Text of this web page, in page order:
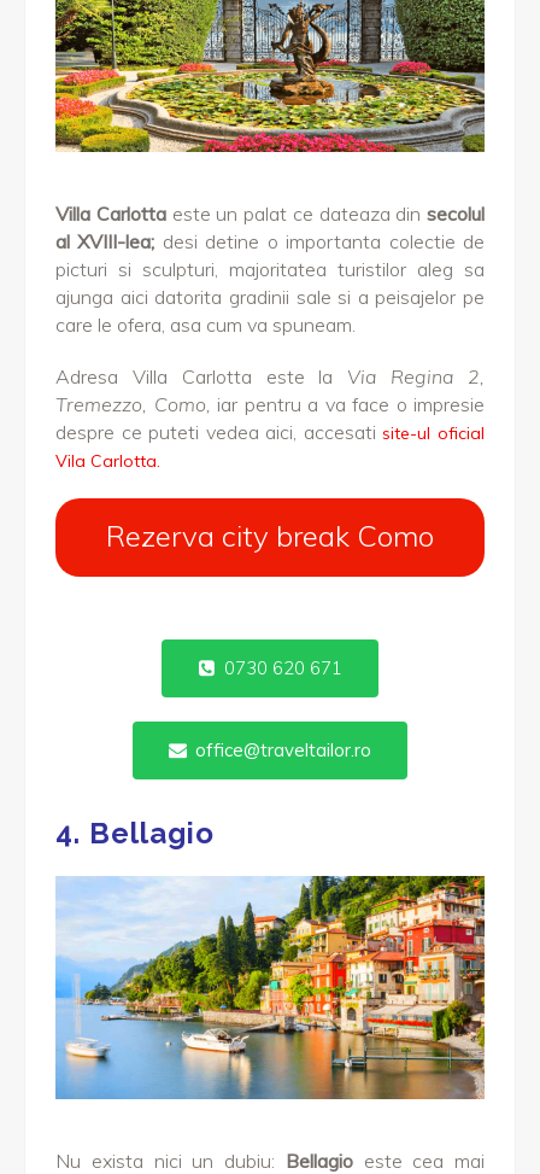
Villa Carlottaeste un palat ce dateaza din secolul
al XVIII-lea; desi detine o importanta colectie de
picturi si sculpturi, majoritatea turistilor aleg sa
ajunga aici datorita gradinii sale si a peisajelor pe
care le ofera, asa cum va spuneam.
Adresa Villa Carlotta este la Via Regina 2,
Tremezzo, Como, iar pentru a va face o impresie
despre ce puteti vedea aici, accesatisite-ul oficial
Vila Carlotta.
Rezerva city break Como
0730 620 671
office@traveltailor.ro
4. Bellagio
Nu exista nici un dubiu: Bellagioeste cea mai